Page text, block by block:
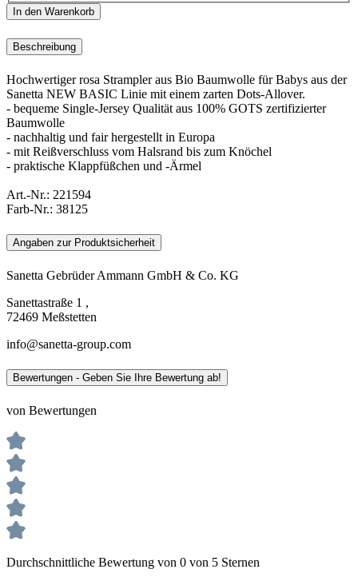
In den Warenkorb
Beschreibung
Hochwertiger rosa Strampler aus Bio Baumwolle für Babys aus der
Sanetta NEW BASIC Linie mit einem zarten Dots-Allover.
- bequeme Single-Jersey Qualität aus 100% GOTS zertifizierter
Baumwolle
- nachhaltig und fair hergestellt in Europa
- mit Reißverschluss vom Halsrand bis zum Knöchel
- praktische Klappfüßchen und -Ärmel
Art.-Nr.: 221594
Farb-Nr.: 38125
Angaben zur Produktsicherheit
Sanetta Gebrüder Ammann GmbH & Co. KG
Sanettastraße 1 ,
72469 Meßstetten
info@sanetta-group.com
Bewertungen - Geben Sie Ihre Bewertung ab!
von Bewertungen
Durchschnittliche Bewertung von 0 von 5 Sternen